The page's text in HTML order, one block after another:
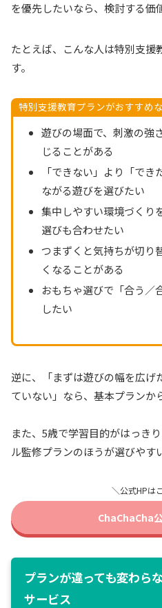
を優先したいなら、検討する価
たとえば、こんな人は特別支援
す。
特別支援教育プランがおすすめ
遊びの場面で、刺激の強
じることがある
「できない」より「で
ながる遊びを選びたい
集中しやすい環境づくり
選びも合わせたい
つまずくと気持ちが切り
くなることがある
おもちゃ選びで「合う／
したい
逆に、「まずは遊びの幅を広げ
ていない」なら、基本プランか
また、5歳で学習目的がはっき
ル監修プランのほうが選びやす
＼公式HPは
ChaChaCha
プランが違っても変わら
サービス